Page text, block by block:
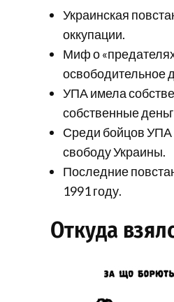
Украинская
оккупации.
Миф о
освободительное
УПА имела
собственные
Среди бойцов УПА
свободу Украины.
Последние
1991 году.
Откуда